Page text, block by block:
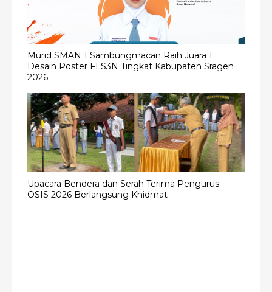
Murid SMAN 1 Sambungmacan Raih Juara 1
Desain Poster FLS3N Tingkat Kabupaten Sragen
2026
Upacara Bendera dan Serah Terima Pengurus
OSIS 2026 Berlangsung Khidmat